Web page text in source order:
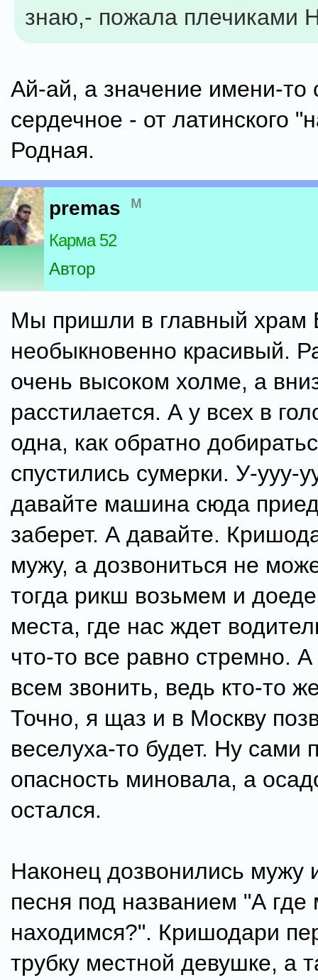
знаю,- пожала плечиками
Ай-ай, а значение имени-то
сердечное - от латинского
Родная.
premas м
Карма 52
Автор
Мы пришли в главный
необыкновенно красивый.
очень высоком холме, а
расстилается. А у всех в
одна, как обратно
спустились сумерки. У-ууу-
давайте машина сюда
заберет. А давайте.
мужу, а дозвониться не
тогда рикш возьмем и
места, где нас ждет
что-то все равно стремно.
всем звонить, ведь кто-то
Точно, я щаз и в Москву
веселуха-то будет. Ну сами
опасность миновала, а
остался.
Наконец дозвонились мужу
песня под названием "А
находимся?". Кришодари
трубку местной девушке, а